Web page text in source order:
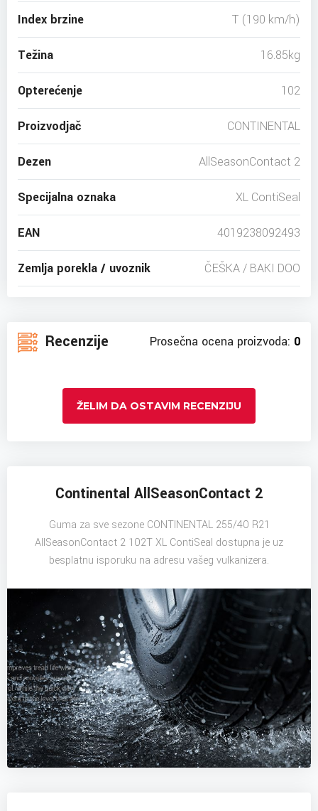
Index brzine T (190 km/h)
Težina 16.85kg
Opterećenje 102
Proizvodjač CONTINENTAL
Dezen AllSeasonContact 2
Specijalna oznaka XL ContiSeal
EAN 4019238092493
Zemlja porekla / uvoznik ČEŠKA / BAKI DOO
Recenzije Prosečna ocena proizvoda: 0
ŽELIM DA OSTAVIM RECENZIJU
Continental AllSeasonContact 2
Guma za sve sezone CONTINENTAL 255/40 R21
AllSeasonContact 2 102T XL ContiSeal dostupna je uz
besplatnu isporuku na adresu vašeg vulkanizera.